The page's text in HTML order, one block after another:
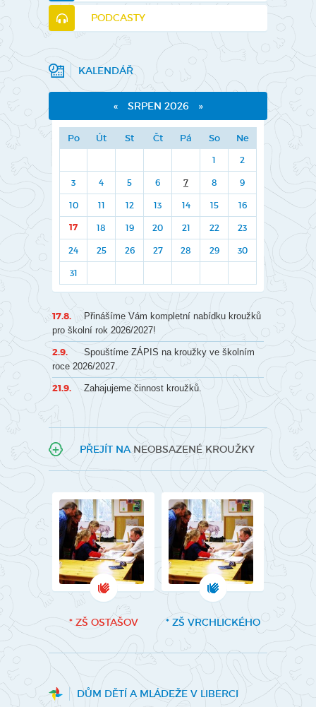
PODCASTY
KALENDÁŘ
« SRPEN 2026 »
Po Út St Čt Pá So Ne
1 2
3 4 5 6 7 8 9
10 11 12 13 14 15 16
17 18 19 20 21 22 23
24 25 26 27 28 29 30
31
17.8.
Přinášíme Vám kompletní nabídku kroužků
pro školní rok 2026/2027!
2.9.
Spouštíme ZÁPIS na kroužky ve školním
roce 2026/2027.
21.9. Zahajujeme činnost kroužků.
PŘEJÍT NA NEOBSAZENÉ KROUŽKY
* ZŠ OSTAŠOV * ZŠ VRCHLICKÉHO
DŮM DĚTÍ A MLÁDEŽE V LIBERCI